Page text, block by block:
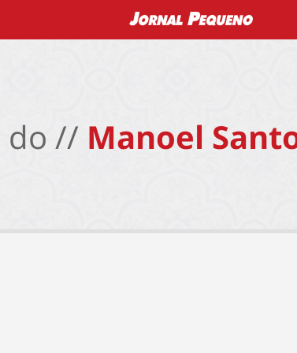
do // Manoel